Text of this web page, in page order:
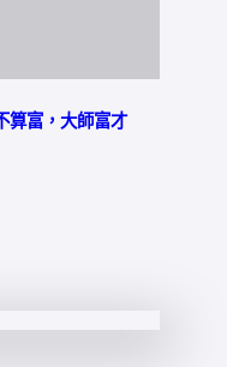
算富，大師富才